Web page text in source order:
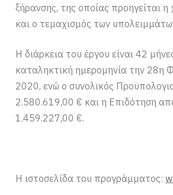
ξήρανσης, της οποίας προηγείται η
και ο τεμαχισμός των
Η διάρκεια του έργου είναι 42
καταληκτική ημερομηνία την 28η
2020, ενώ ο συνολικός
2.580.619,00 € και η Επιδότηση
1.459.227,00 €.
Η ιστοσελίδα του προγράμματος: